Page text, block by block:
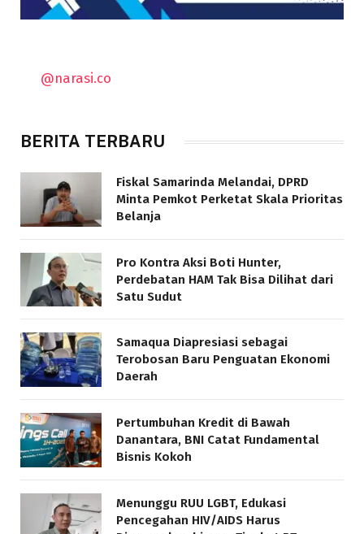
@narasi.co
BERITA TERBARU
Fiskal Samarinda Melandai, DPRD
Minta Pemkot Perketat Skala Prioritas
Belanja
Pro Kontra Aksi Boti Hunter,
Perdebatan HAM Tak Bisa Dilihat dari
Satu Sudut
Samaqua Diapresiasi sebagai
Terobosan Baru Penguatan Ekonomi
Daerah
Pertumbuhan Kredit di Bawah
Danantara, BNI Catat Fundamental
Bisnis Kokoh
Menunggu RUU LGBT, Edukasi
Pencegahan HIV/AIDS Harus